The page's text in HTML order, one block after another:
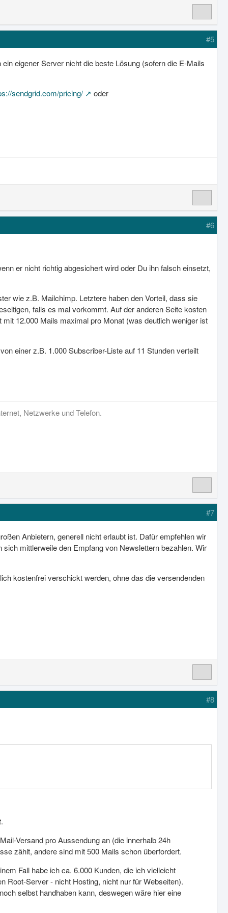
#5
eigener Server nicht die beste Lösung (sofern die E-Mails
sendgrid.com/pricing/ oder
#6
er nicht richtig abgesichert wird oder Du ihn falsch einsetzt,
wie z.B. Mailchimp. Letztere haben den Vorteil, dass sie
falls es mal vorkommt. Auf der anderen Seite kosten
12.000 Mails maximal pro Monat (was deutlich weniger ist
einer z.B. 1.000 Subscriber-Liste auf 11 Stunden verteilt
Netzwerke und Telefon.
#7
Anbietern, generell nicht erlaubt ist. Dafür empfehlen wir
mittlerweile den Empfang von Newslettern bezahlen. Wir
kostenfrei verschickt werden, ohne das die versendenden
#8
Versand pro Aussendung an (die innerhalb 24h
zählt, andere sind mit 500 Mails schon überfordert.
Fall habe ich ca. 6.000 Kunden, die ich vielleicht
Root-Server - nicht Hosting, nicht nur für Webseiten).
selbst handhaben kann, deswegen wäre hier eine